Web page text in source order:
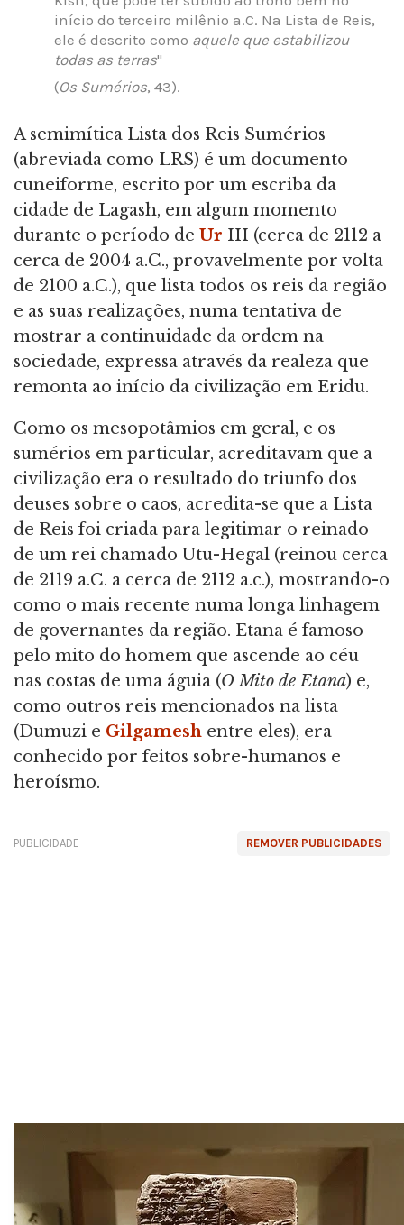
início do terceiro milênio a.C. Na Lista de Reis,
ele é descrito como aquele que estabilizou
todas as terras"
(Os Sumérios, 43).
A semimítica Lista dos Reis Sumérios
(abreviada como LRS) é um documento
cuneiforme, escrito por um escriba da
cidade de Lagash, em algum momento
durante o período de Ur III (cerca de 2112 a
cerca de 2004 a.C., provavelmente por volta
de 2100 a.C.), que lista todos os reis da região
e as suas realizações, numa tentativa de
mostrar a continuidade da ordem na
sociedade, expressa através da realeza que
remonta ao início da civilização em Eridu.
Como os mesopotâmios em geral, e os
sumérios em particular, acreditavam que a
civilização era o resultado do triunfo dos
deuses sobre o caos, acredita-se que a Lista
de Reis foi criada para legitimar o reinado
de um rei chamado Utu-Hegal (reinou cerca
de 2119 a.C. a cerca de 2112 a.c.), mostrando-o
como o mais recente numa longa linhagem
de governantes da região. Etana é famoso
pelo mito do homem que ascende ao céu
nas costas de uma águia (O Mito de Etana) e,
como outros reis mencionados na lista
(Dumuzi e Gilgamesh entre eles), era
conhecido por feitos sobre-humanos e
heroísmo.
REMOVER PUBLICIDADES
PUBLICIDADE